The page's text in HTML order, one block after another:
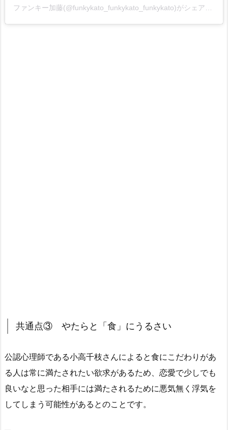
共通点③ やたらと「食」にうるさい
公認心理師である小高千枝さんによると食にこだわりがあ
る人は常に満たされたい欲求があるため、恋愛で少しでも
良いなと思った相手には満たされるために悪気無く浮気を
してしまう可能性があるとのことです。